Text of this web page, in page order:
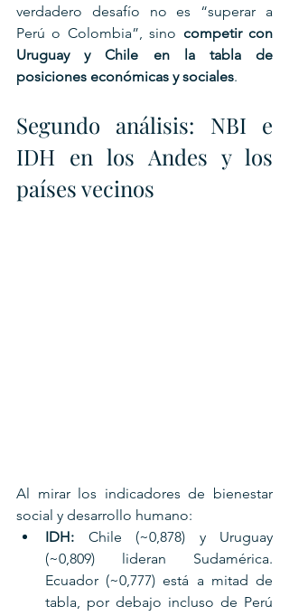
verdadero desafío no es “superar a
Perú o Colombia”, sino competir con
Uruguay y Chile en la tabla de
posiciones económicas y sociales.
Segundo análisis: NBI e
IDH en los Andes y los
países vecinos
Al mirar los indicadores de bienestar
social y desarrollo humano:
IDH: Chile (~0,878) y Uruguay
(~0,809) lideran Sudamérica.
Ecuador (~0,777) está a mitad de
tabla, por debajo incluso de Perú